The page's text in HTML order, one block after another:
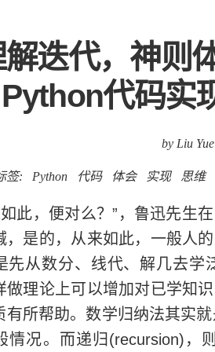
迭代，神则
Python代码实
by Liu Yue
签: Python 代码 体会 实现 思维
此，便对么？”，鲁迅先生
，是的，从来如此，一般人
先从数分、线代、解几去学
做理论上可以增加对已学知
有所帮助。数学归纳法其实
情况。而递归(recursion)，